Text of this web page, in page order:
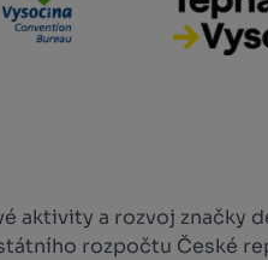
aktivity a rozvoj značky
rozpočtu České